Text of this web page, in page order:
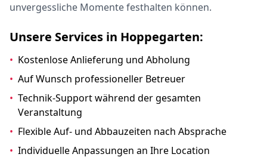
unvergessliche Momente festhalten können.
Unsere Services in Hoppegarten:
• Kostenlose Anlieferung und Abholung
• Auf Wunsch professioneller Betreuer
• Technik-Support während der gesamten
Veranstaltung
• Flexible Auf- und Abbauzeiten nach Absprache
• Individuelle Anpassungen an Ihre Location